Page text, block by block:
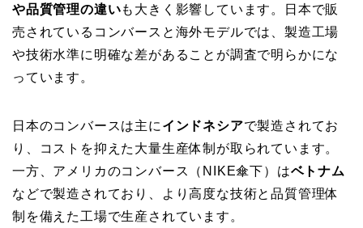
や品質管理の違いも大きく影響しています。日本で販
売されているコンバースと海外モデルでは、製造工場
や技術水準に明確な差があることが調査で明らかにな
っています。
日本のコンバースは主に インドネシアで製造されてお
り、コストを抑えた大量生産体制が取られています。
一方、アメリカのコンバース（NIKE傘下）はベトナム
などで製造されており、より高度な技術と品質管理体
制を備えた工場で生産されています。